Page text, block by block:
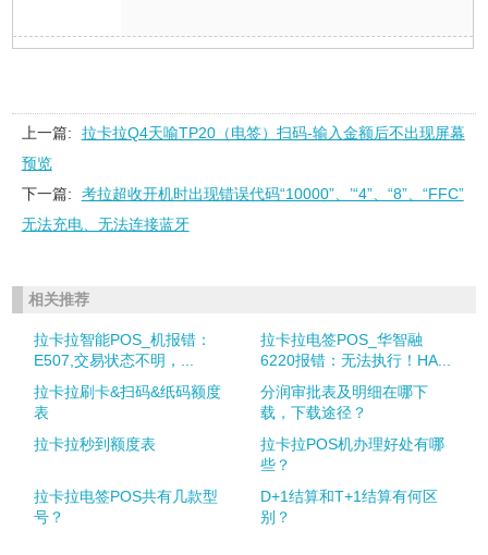
上一篇:
拉卡拉Q4天喻TP20（电签）扫码-输入金额后不出现屏幕
预览
下一篇:
考拉超收开机时出现错误代码“10000”、’“4”、“8”、“FFC”
无法充电、无法连接蓝牙
相关推荐
拉卡拉智能POS_机报错：
E507,交易状态不明，...
拉卡拉电签POS_华智融
6220报错：无法执行！HA...
拉卡拉刷卡&扫码&纸码额度
表
分润审批表及明细在哪下
载，下载途径？
拉卡拉秒到额度表
拉卡拉POS机办理好处有哪
些？
拉卡拉电签POS共有几款型
号？
D+1结算和T+1结算有何区
别？